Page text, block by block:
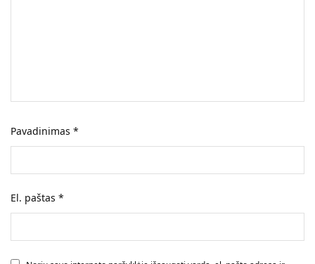
Pavadinimas*
El. paštas*